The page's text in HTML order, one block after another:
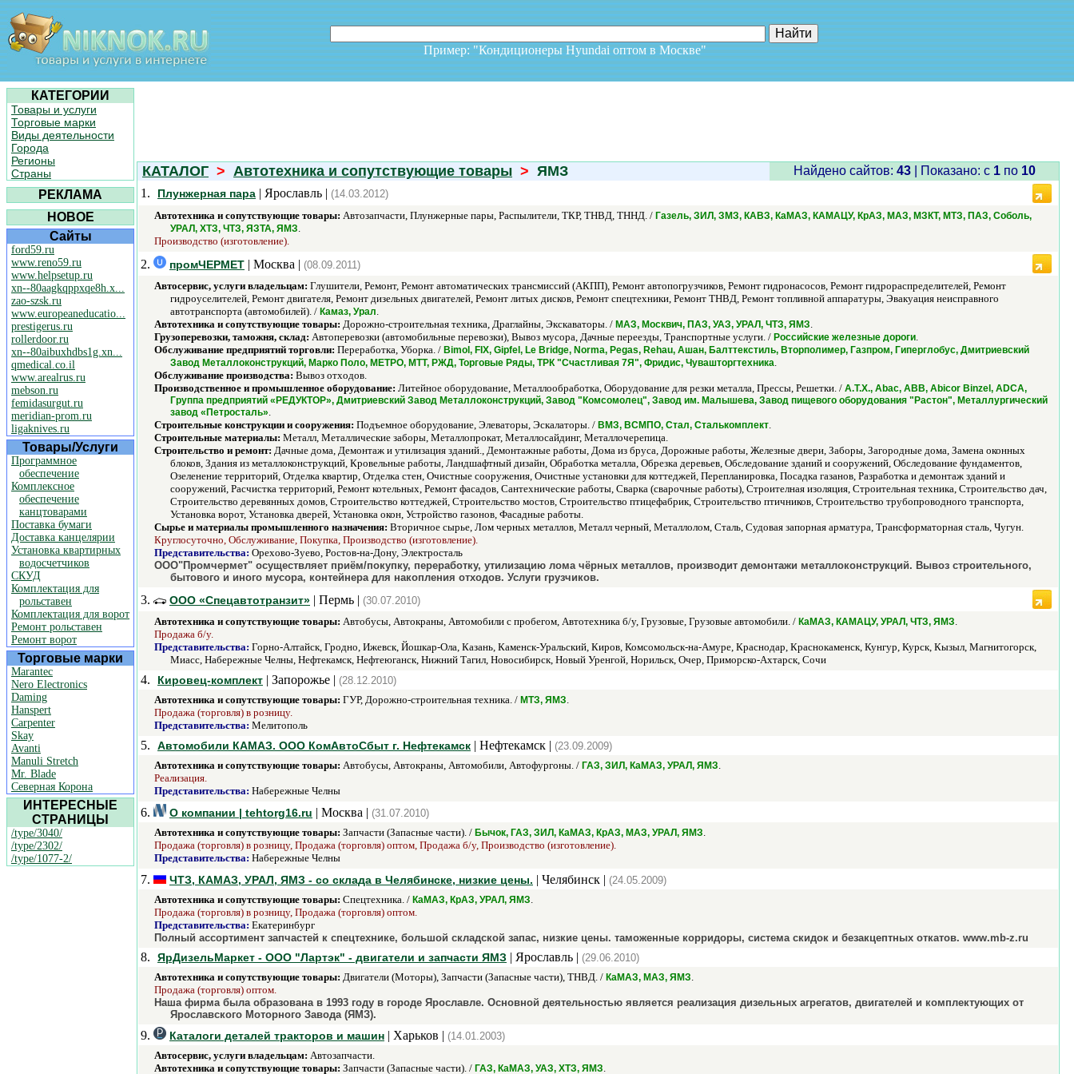
Пример: "Кондиционеры Hyundai оптом в Москве"
КАТЕГОРИИ
Товары и услуги
Торговые марки
Виды деятельности
Города
Регионы
Страны
РЕКЛАМА
НОВОЕ
Сайты
ford59.ru
www.reno59.ru
www.helpsetup.ru
xn--80aagkqppxqe8h.x...
zao-szsk.ru
www.europeaneducatio...
prestigerus.ru
rollerdoor.ru
xn--80aibuxhdbs1g.xn...
qmedical.co.il
www.arealrus.ru
mebson.ru
femidasurgut.ru
meridian-prom.ru
ligaknives.ru
Товары/Услуги
Программное
обеспечение
Комплексное
обеспечение
канцтоварами
Поставка бумаги
Доставка канцелярии
Установка квартирных
водосчетчиков
СКУД
Комплектация для
рольставен
Комплектация для ворот
Ремонт рольставен
Ремонт ворот
Торговые марки
Marantec
Nero Electronics
Daming
Hanspert
Carpenter
Skay
Avanti
Manuli Stretch
Mr. Blade
Северная Корона
ИНТЕРЕСНЫЕ
СТРАНИЦЫ
/type/3040/
/type/2302/
/type/1077-2/
КАТАЛОГ > Автотехника и сопутствующие товары > ЯМЗ Найдено сайтов: 43| Показано: c 1по 10
1.
Плунжерная пара | Ярославль | (14.03.2012)
Автотехника и сопутствующие товары: Автозапчасти, Плунжерные пары, Распылители, ТКР, ТНВД, ТННД. / Газель, ЗИЛ, ЗМЗ, КАВЗ, КаМАЗ, КАМАЦУ, КрАЗ, МАЗ, МЗКТ, МТЗ, ПАЗ, Соболь,
УРАЛ, ХТЗ, ЧТЗ, ЯЗТА, ЯМЗ.
Производство (изготовление).
2. промЧЕРМЕТ | Москва | (08.09.2011)
Автосервис, услуги владельцам: Глушители, Ремонт, Ремонт автоматических трансмиссий (АКПП), Ремонт автопогрузчиков, Ремонт гидронасосов, Ремонт гидрораспределителей, Ремонт
гидроуселителей, Ремонт двигателя, Ремонт дизельных двигателей, Ремонт литых дисков, Ремонт спецтехники, Ремонт ТНВД, Ремонт топливной аппаратуры, Эвакуация неисправного
автотранспорта (автомобилей). / Камаз, Урал.
Автотехника и сопутствующие товары: Дорожно-строительная техника, Драглайны, Экскаваторы. / МАЗ, Москвич, ПАЗ, УАЗ, УРАЛ, ЧТЗ, ЯМЗ.
Грузоперевозки, таможня, склад: Автоперевозки (автомобильные перевозки), Вывоз мусора, Дачные переезды, Транспортные услуги. / Российские железные дороги.
Обслуживание предприятий торговли: Переработка, Уборка. / Bimol, FIX, Gipfel, Le Bridge, Norma, Pegas, Rehau, Ашан, Балттекстиль, Вторполимер, Газпром, Гиперглобус, Дмитриевский
Завод Металлоконструкций, Марко Поло, МЕТРО, МТТ, РЖД, Торговые Ряды, ТРК "Счастливая 7Я", Фридис, Чувашторгтехника.
Обслуживание производства: Вывоз отходов.
Производственное и промышленное оборудование: Литейное оборудование, Металлообработка, Оборудование для резки металла, Прессы, Решетки. / A.T.X., Abac, ABB, Abicor Binzel, ADCA,
Группа предприятий «РЕДУКТОР», Дмитриевский Завод Металлоконструкций, Завод "Комсомолец", Завод им. Малышева, Завод пищевого оборудования "Растон", Металлургический
завод «Петросталь».
Строительные конструкции и сооружения: Подъемное оборудование, Элеваторы, Эскалаторы. / ВМЗ, ВСМПО, Стал, Сталькомплект.
Строительные материалы: Металл, Металлические заборы, Металлопрокат, Металлосайдинг, Металлочерепица.
Строительство и ремонт: Дачные дома, Демонтаж и утилизация зданий., Демонтажные работы, Дома из бруса, Дорожные работы, Железные двери, Заборы, Загородные дома, Замена оконных
блоков, Здания из металлоконструкций, Кровельные работы, Ландшафтный дизайн, Обработка металла, Обрезка деревьев, Обследование зданий и сооружений, Обследование фундаментов,
Озеленение территорий, Отделка квартир, Отделка стен, Очистные сооружения, Очистные установки для коттеджей, Перепланировка, Посадка газанов, Разработка и демонтаж зданий и
сооружений, Расчистка территорий, Ремонт котельных, Ремонт фасадов, Сантехнические работы, Сварка (сварочные работы), Строителная изоляция, Строительная техника, Строительство дач,
Строительство деревянных домов, Строительство коттеджей, Строительство мостов, Строительство птицефабрик, Строительство птичников, Строительство трубопроводного транспорта,
Установка ворот, Установка дверей, Установка окон, Устройство газонов, Фасадные работы.
Сырье и материалы промышленного назначения: Вторичное сырье, Лом черных металлов, Металл черный, Металлолом, Сталь, Судовая запорная арматура, Трансформаторная сталь, Чугун.
Круглосуточно, Обслуживание, Покупка, Производство (изготовление).
Представительства: Орехово-Зуево, Ростов-на-Дону, Электросталь
ООО"Промчермет" осуществляет приём/покупку, переработку, утилизацию лома чёрных металлов, производит демонтажи металлоконструкций. Вывоз строительного,
бытового и иного мусора, контейнера для накопления отходов. Услуги грузчиков.
3. ООО «Спецавтотранзит» | Пермь | (30.07.2010)
Автотехника и сопутствующие товары: Автобусы, Автокраны, Автомобили с пробегом, Автотехника б/у, Грузовые, Грузовые автомобили. / КаМАЗ, КАМАЦУ, УРАЛ, ЧТЗ, ЯМЗ.
Продажа б/у.
Представительства: Горно-Алтайск, Гродно, Ижевск, Йошкар-Ола, Казань, Каменск-Уральский, Киров, Комсомольск-на-Амуре, Краснодар, Краснокаменск, Кунгур, Курск, Кызыл, Магнитогорск,
Миасс, Набережные Челны, Нефтекамск, Нефтеюганск, Нижний Тагил, Новосибирск, Новый Уренгой, Норильск, Очер, Приморско-Ахтарск, Сочи
4. Кировец-комплект | Запорожье | (28.12.2010)
Автотехника и сопутствующие товары: ГУР, Дорожно-строительная техника. / МТЗ, ЯМЗ.
Продажа (торговля) в розницу.
Представительства: Мелитополь
5. Автомобили КАМАЗ. ООО КомАвтоСбыт г. Нефтекамск | Нефтекамск | (23.09.2009)
Автотехника и сопутствующие товары: Автобусы, Автокраны, Автомобили, Автофургоны. / ГАЗ, ЗИЛ, КаМАЗ, УРАЛ, ЯМЗ.
Реализация.
Представительства: Набережные Челны
6. О компании | tehtorg16.ru | Москва | (31.07.2010)
Автотехника и сопутствующие товары: Запчасти (Запасные части). / Бычок, ГАЗ, ЗИЛ, КаМАЗ, КрАЗ, МАЗ, УРАЛ, ЯМЗ.
Продажа (торговля) в розницу, Продажа (торговля) оптом, Продажа б/у, Производство (изготовление).
Представительства: Набережные Челны
7. ЧТЗ, КАМАЗ, УРАЛ, ЯМЗ - со склада в Челябинске, низкие цены. | Челябинск | (24.05.2009)
Автотехника и сопутствующие товары: Спецтехника. / КаМАЗ, КрАЗ, УРАЛ, ЯМЗ.
Продажа (торговля) в розницу, Продажа (торговля) оптом.
Представительства: Екатеринбург
Полный ассортимент запчастей к спецтехнике, большой складской запас, низкие цены. таможенные корридоры, система скидок и безакцептных откатов. www.mb-z.ru
8. ЯрДизельМаркет - ООО "Лартэк" - двигатели и запчасти ЯМЗ | Ярославль | (29.06.2010)
Автотехника и сопутствующие товары: Двигатели (Моторы), Запчасти (Запасные части), ТНВД. / КаМАЗ, МАЗ, ЯМЗ.
Продажа (торговля) оптом.
Наша фирма была образована в 1993 году в городе Ярославле. Основной деятельностью является реализация дизельных агрегатов, двигателей и комплектующих от
Ярославского Моторного Завода (ЯМЗ).
9. Каталоги деталей тракторов и машин | Харьков | (14.01.2003)
Автосервис, услуги владельцам: Автозапчасти.
Автотехника и сопутствующие товары: Запчасти (Запасные части). / ГАЗ, КаМАЗ, УАЗ, ХТЗ, ЯМЗ.